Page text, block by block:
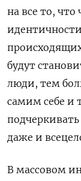
на все то, что
будут
люди, тем
самим себе и
даже и
В массовом